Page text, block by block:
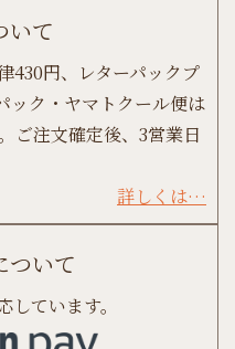
いて
430円、レターパックプ
ック・ヤマトクール便は
ご注文確定後、3営業日
詳しくは…
ついて
ています。